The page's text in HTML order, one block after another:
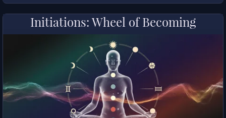
Initiations: Wheel of Becoming